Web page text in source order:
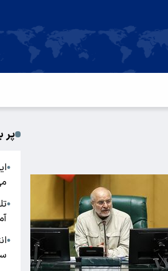
پر
●
●
●